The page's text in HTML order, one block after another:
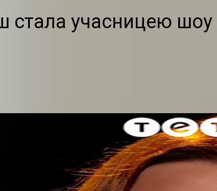
стала учасницею шоу